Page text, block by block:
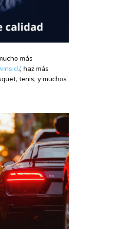
más
, haz más
tenis, y muchos